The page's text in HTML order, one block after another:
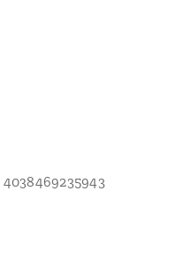
4038469235943